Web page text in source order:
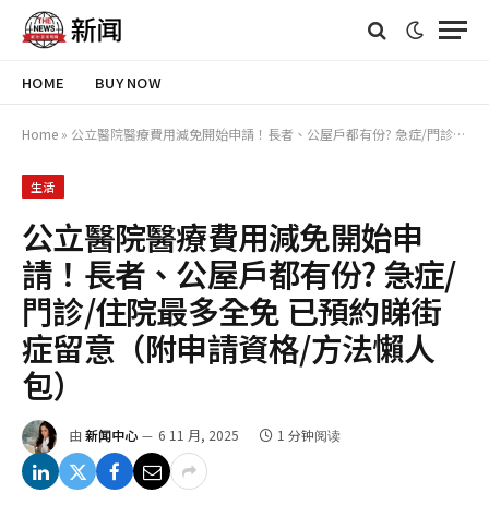
HOME BUY NOW
Home » 公立醫院醫療費用減免開始申請！長者、公屋戶都有份? 急症/門診/住院最多全免 已預約睇街症留意（附申請資格/方法懶人包）
生活
公立醫院醫療費用減免開始申
請！長者、公屋戶都有份? 急症/
門診/住院最多全免 已預約睇街
症留意（附申請資格/方法懶人
包）
由 新闻中心 6 11 月, 2025 1 分钟阅读